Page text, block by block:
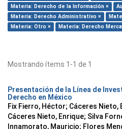
Materia: Derecho de la Información ×
Materia: Derecho Administrativo ×
Materia: Otro ×
Materia: Derecho
Mostrando ítems 1-1 de 1
Presentación de la Línea de
Derecho en México
Fix Fierro, Héctor; Cáceres Nieto,
Cáceres Nieto, Enrique; Silva
Innamorato, Mauricio; Flores